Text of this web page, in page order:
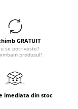
GRATUIT
se potriveste?
produsul!
imediata din stoc